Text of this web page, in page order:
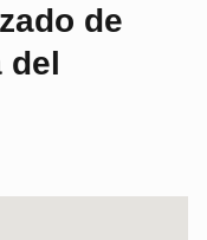
de
del